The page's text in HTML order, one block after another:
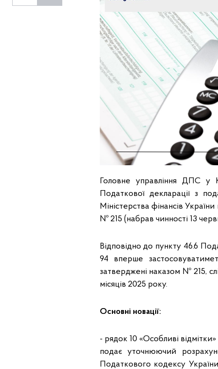
Головне управління ДПС у
Податкової декларації з
Міністерства фінансів
№ 215 (набрав чинності 13
Відповідно до пункту 46.6
94 вперше
затверджені наказом № 215,
місяців 2025 року.
Основні новації:
- рядок 10 «Особливі
подає уточнюючий
Податкового кодексу